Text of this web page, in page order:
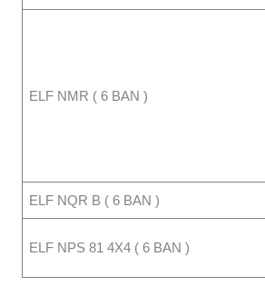
ELF NMR ( 6 BAN )
ELF NQR B ( 6 BAN )
ELF NPS 81 4X4 ( 6 BAN )